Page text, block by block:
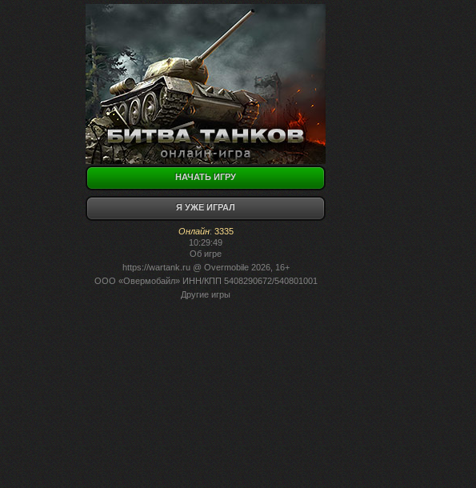
НАЧАТЬ ИГРУ
Я УЖЕ ИГРАЛ
Онлайн: 3335
10:29:49
Об игре
https://wartank.ru@ Overmobile 2026, 16+
ООО «Овермобайл» ИНН/КПП 5408290672/540801001
Другие игры